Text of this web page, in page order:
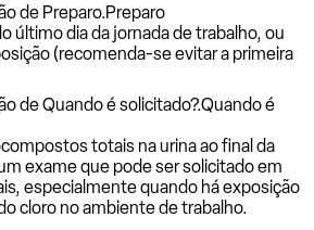
de Preparo.Preparo
último dia da jornada de trabalho, ou
(recomenda-se evitar a primeira
de Quando é solicitado?.Quando é
totais na urina ao final da
exame que pode ser solicitado em
especialmente quando há exposição
cloro no ambiente de trabalho.